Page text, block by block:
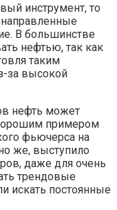
инструмент, то
направленные
В большинстве
нефтью, так как
таким
за высокой
нефть может
примером
фьючерса на
же, выступило
даже для очень
трендовые
искать постоянные